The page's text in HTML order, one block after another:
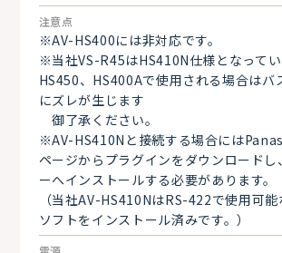
注意点
※AV-HS400には非対応です。
※当社VS-R45はHS410N仕様となってい
HS450、HS400Aで使用される場合はバ
にズレが生じます
御了承ください。
※AV-HS410Nと接続する場合には
ページからプラグインをダウンロードし
ーへインストールする必要があります。
（当社AV-HS410NはRS-422で使用可
ソフトをインストール済みです。）